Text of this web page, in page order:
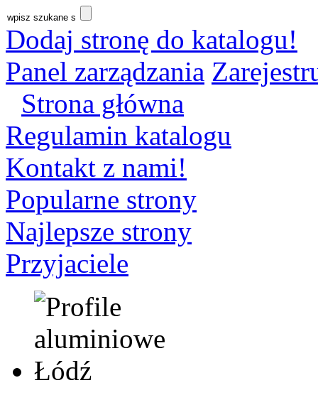
Dodaj stronę do katalogu!
Panel zarządzania
Strona główna
Regulamin katalogu
Kontakt z nami!
Popularne strony
Najlepsze strony
Przyjaciele